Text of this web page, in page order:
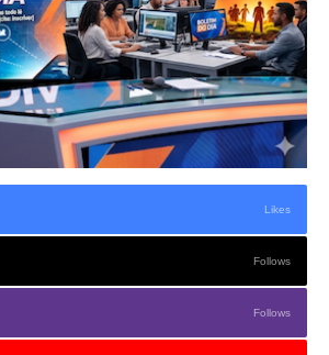
Likes
Follows
Follows